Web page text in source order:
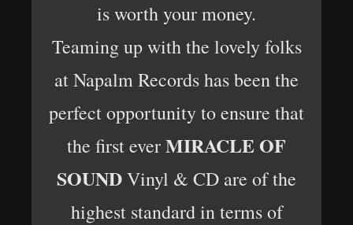
is worth your money.
Teaming up with the lovely folks
at Napalm Records has been the
perfect opportunity to ensure that
the first everMIRACLE OF
SOUNDVinyl & CD are of the
highest standard in terms of